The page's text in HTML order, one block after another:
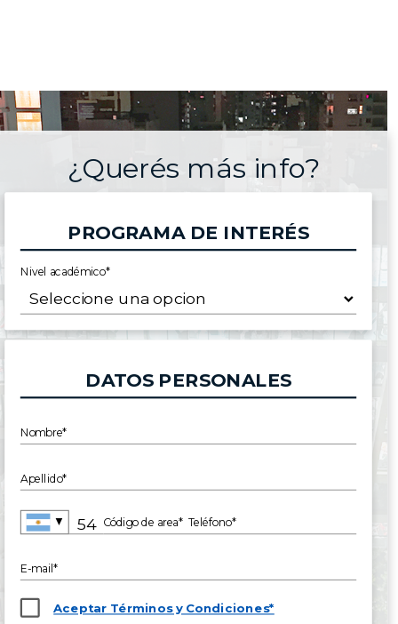
¿Querés más info?
PROGRAMA DE INTERÉS
Nivel académico*
DATOS PERSONALES
Nombre*
Apellido*
▼ Código de area* Teléfono*
E-mail*
Aceptar Términos y Condiciones*